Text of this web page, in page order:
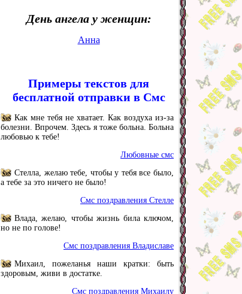
День ангела у женщин:
Анна
Примеры текстов для
бесплатной отправки в Смс
Как мне тебя не хватает. Как воздуха из-за
болезни. Впрочем. Здесь я тоже больна. Больна
любовью к тебе!
Любовные смс
Стелла, желаю тебе, чтобы у тебя все было,
а тебе за это ничего не было!
Смс поздравления Стелле
Влада, желаю, чтобы жизнь била ключом,
но не по голове!
Смс поздравления Владиславе
Михаил, пожеланья наши кратки: быть
здоровым, живи в достатке.
Смс поздравления Михаилу